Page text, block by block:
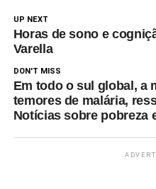
UP NEXT
Horas de sono e
Varella
DON'T MISS
Em todo o sul global, a
temores de malária,
Notícias sobre pobreza